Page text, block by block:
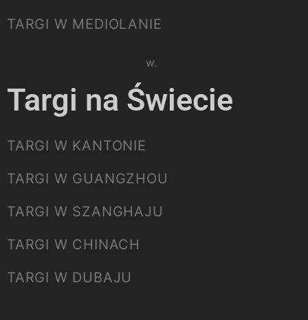
TARGI W MEDIOLANIE
Please select listing to show.
Targi na Świecie
TARGI W KANTONIE
TARGI W GUANGZHOU
TARGI W SZANGHAJU
TARGI W CHINACH
TARGI W DUBAJU